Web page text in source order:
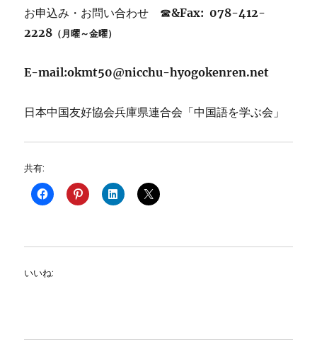
お申込み・お問い合わせ ☎&Fax: 078-412-
2228 （月曜～金曜）
E-mail:okmt50@nicchu-hyogokenren.net
日本中国友好協会兵庫県連合会「中国語を学ぶ会」
共有:
いいね: